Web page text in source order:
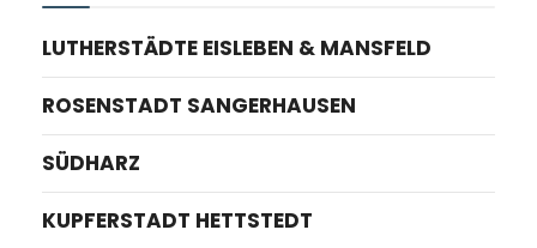
LUTHERSTÄDTE EISLEBEN & MANSFELD
ROSENSTADT SANGERHAUSEN
SÜDHARZ
KUPFERSTADT HETTSTEDT